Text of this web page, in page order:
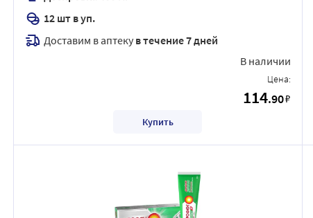
12 шт в уп.
Доставим в аптеку в течение 7 дней
В наличии
Цена:
114.90₽
Купить